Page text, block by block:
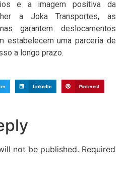
e a imagem positiva da
a Joka Transportes, as
garantem deslocamentos
estabelecem uma parceria de
a longo prazo.
LinkedIn Pinterest
not be published. Required